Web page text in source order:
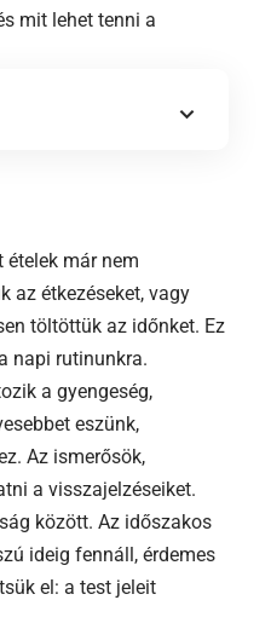
mit lehet tenni a
ételek már nem
az étkezéseket, vagy
töltöttük az időnket. Ez
napi rutinunkra.
a gyengeség,
eszünk,
Az ismerősök,
a visszajelzéseiket.
között. Az időszakos
ideig fennáll, érdemes
el: a test jeleit